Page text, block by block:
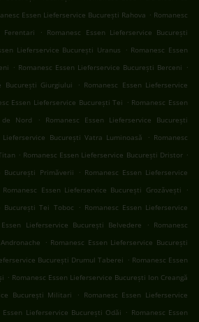
Essen Lieferservice București Rahova . Romanesc
Ferentari
. Romanesc Essen Lieferservice București
Lieferservice București Uranus . Romanesc Essen
. Romanesc Essen Lieferservice București Berceni .
București Giurgiului
. Romanesc Essen Lieferservice
Essen Lieferservice București Tei . Romanesc Essen
de Nord
.
Romanesc Essen Lieferservice București
Lieferservice București Vatra Luminoasă . Romanesc
. Romanesc Essen Lieferservice București Dristor .
București Primăverii
. Romanesc Essen Lieferservice
Romanesc Essen Lieferservice București Grozăvești
.
București Tei Toboc
. Romanesc Essen Lieferservice
Essen Lieferservice București Belvedere . Romanesc
. Romanesc Essen Lieferservice București
București Drumul Taberei . Romanesc Essen
. Romanesc Essen Lieferservice București Ion Creangă
București Militari . Romanesc Essen Lieferservice
Essen Lieferservice București Odăi . Romanesc Essen